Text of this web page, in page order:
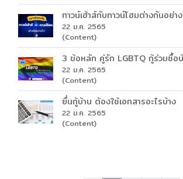
ทาวน์เฮ้าส์กับทาวน์โฮมต่างกันอย่า
22 ม.ค. 2565
(Content)
3 ข้อหลัก คู่รัก LGBTQ กู้ร่วมซื้อ
22 ม.ค. 2565
(Content)
ยื่นกู้บ้าน ต้องใช้เอกสารอะไรบ้าง
22 ม.ค. 2565
(Content)